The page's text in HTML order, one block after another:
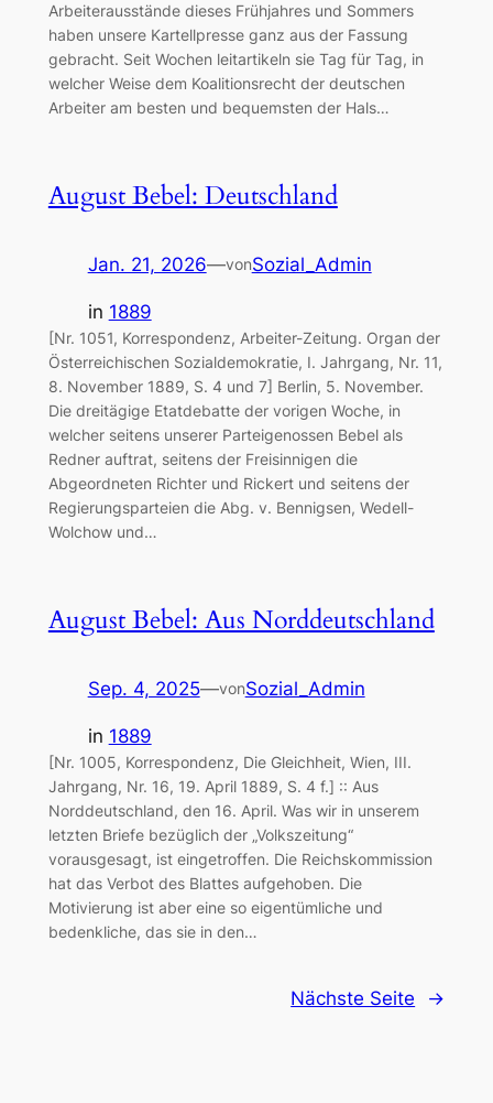
Arbeiterausstände dieses Frühjahres und Sommers
haben unsere Kartellpresse ganz aus der Fassung
gebracht. Seit Wochen leitartikeln sie Tag für Tag, in
welcher Weise dem Koalitionsrecht der deutschen
Arbeiter am besten und bequemsten der Hals…
August Bebel: Deutschland
Jan. 21, 2026—vonSozial_Admin
in 1889
[Nr. 1051, Korrespondenz, Arbeiter-Zeitung. Organ der
Österreichischen Sozialdemokratie, I. Jahrgang, Nr. 11,
8. November 1889, S. 4 und 7] Berlin, 5. November.
Die dreitägige Etatdebatte der vorigen Woche, in
welcher seitens unserer Parteigenossen Bebel als
Redner auftrat, seitens der Freisinnigen die
Abgeordneten Richter und Rickert und seitens der
Regierungsparteien die Abg. v. Bennigsen, Wedell-
Wolchow und…
August Bebel: Aus Norddeutschland
Sep. 4, 2025—vonSozial_Admin
in 1889
[Nr. 1005, Korrespondenz, Die Gleichheit, Wien, III.
Jahrgang, Nr. 16, 19. April 1889, S. 4 f.] :: Aus
Norddeutschland, den 16. April. Was wir in unserem
letzten Briefe bezüglich der „Volkszeitung“
vorausgesagt, ist eingetroffen. Die Reichskommission
hat das Verbot des Blattes aufgehoben. Die
Motivierung ist aber eine so eigentümliche und
bedenkliche, das sie in den…
Nächste Seite →